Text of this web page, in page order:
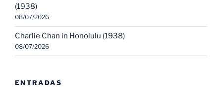
(1938)
08/07/2026
Charlie Chan in Honolulu (1938)
08/07/2026
ENTRADAS